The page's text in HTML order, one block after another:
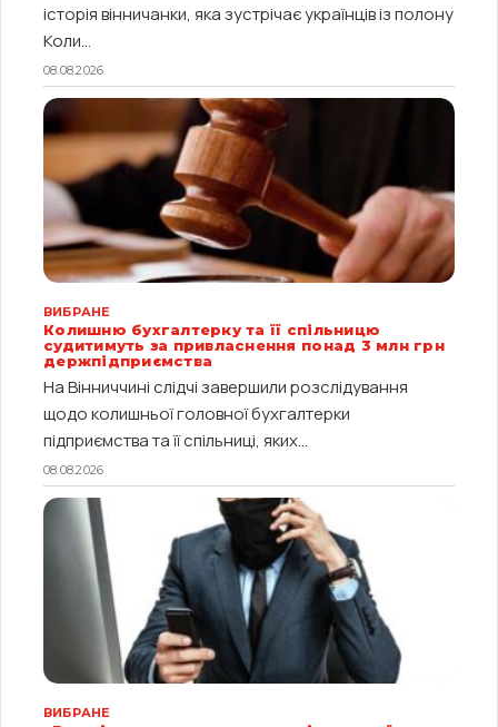
історія вінничанки, яка зустрічає українців із полону
Коли...
08.08.2026
ВИБРАНЕ
Колишню бухгалтерку та її спільницю
судитимуть за привласнення понад 3 млн грн
держпідприємства
На Вінниччині слідчі завершили розслідування
щодо колишньої головної бухгалтерки
підприємства та її спільниці, яких...
08.08.2026
ВИБРАНЕ